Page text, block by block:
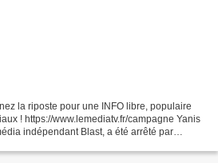
la riposte pour une INFO libre, populaire
! https://www.lemediatv.fr/campagne Yanis
indépendant Blast, a été arrêté par